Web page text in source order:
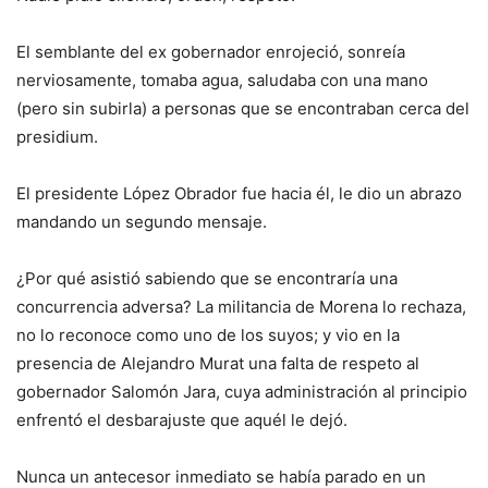
El semblante del ex gobernador enrojeció, sonreía
nerviosamente, tomaba agua, saludaba con una mano
(pero sin subirla) a personas que se encontraban cerca del
presidium.
El presidente López Obrador fue hacia él, le dio un abrazo
mandando un segundo mensaje.
¿Por qué asistió sabiendo que se encontraría una
concurrencia adversa? La militancia de Morena lo rechaza,
no lo reconoce como uno de los suyos; y vio en la
presencia de Alejandro Murat una falta de respeto al
gobernador Salomón Jara, cuya administración al principio
enfrentó el desbarajuste que aquél le dejó.
Nunca un antecesor inmediato se había parado en un